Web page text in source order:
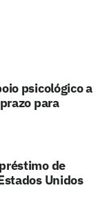
psicológico a
para
de
Unidos